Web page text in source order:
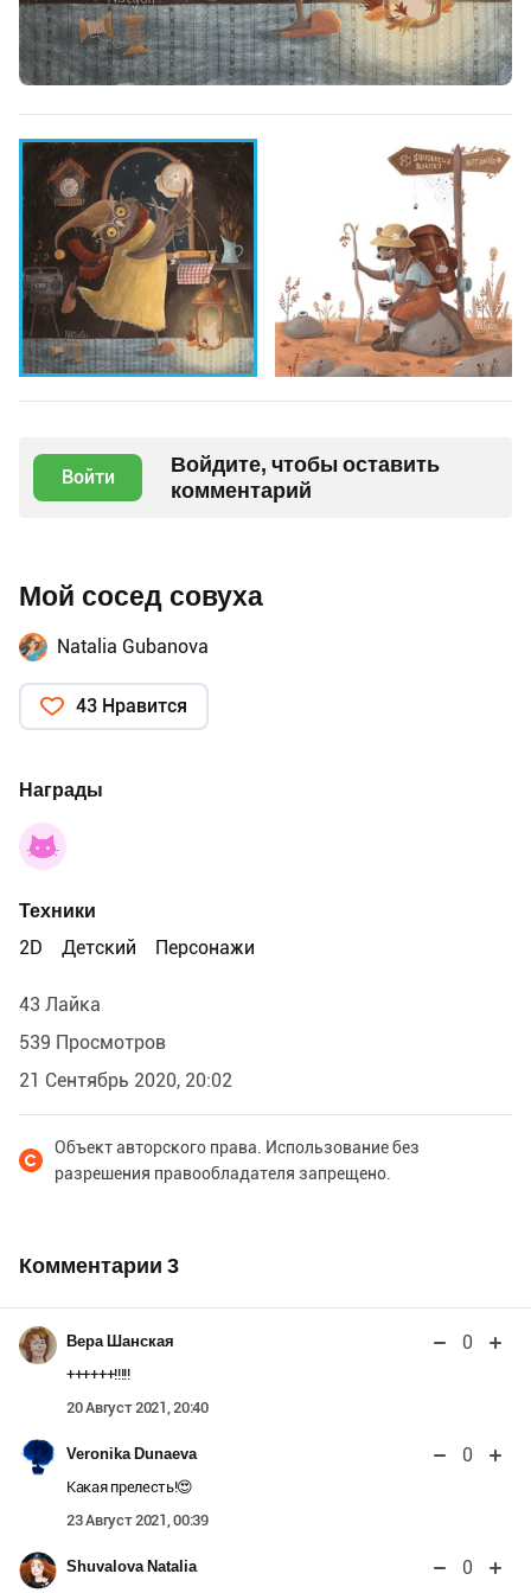
Войти
Войдите, чтобы оставить
комментарий
Мой сосед совуха
Natalia Gubanova
43 Нравится
Награды
Техники
2D
Детский Персонажи
43 Лайка
539 Просмотров
21 Сентябрь 2020, 20:02
Объект авторского права. Использование без
разрешения правообладателя запрещено.
Комментарии 3
Вера Шанская 0
++++++!!!!!
20 Август 2021, 20:40
Veronika Dunaeva 0
Какая прелесть!😍
23 Август 2021, 00:39
Shuvalova Natalia 0